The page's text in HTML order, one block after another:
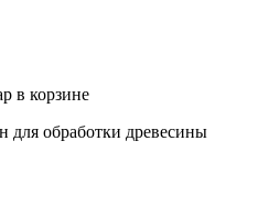
в корзине
для обработки древесины